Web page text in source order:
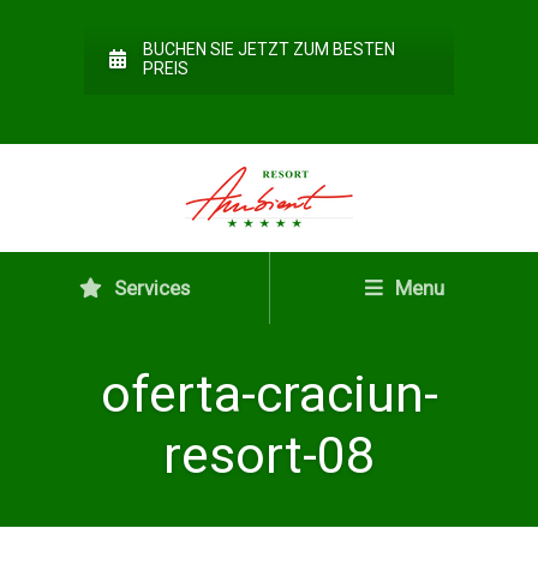
BUCHEN SIE JETZT ZUM BESTEN
PREIS
Services Menu
oferta-craciun-
resort-08